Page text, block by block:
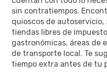
sin contratiempos.
quioscos de autoservicio,
tiendas libres de
gastronómicas, áreas de
de transporte local. Te
tiempo extra antes de tu